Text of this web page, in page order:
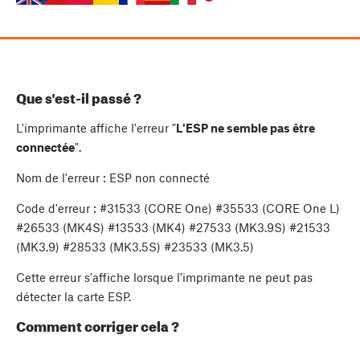
Que s'est-il passé ?
L'imprimante affiche l'erreur "L'ESP ne semble pas être
connectée".
Nom de l'erreur : ESP non connecté
Code d'erreur : #31533 (CORE One) #35533 (CORE One L)
#26533 (MK4S) #13533 (MK4) #27533 (MK3.9S) #21533
(MK3.9) #28533 (MK3.5S) #23533 (MK3.5)
Cette erreur s'affiche lorsque l'imprimante ne peut pas
détecter la carte ESP.
Comment corriger cela ?